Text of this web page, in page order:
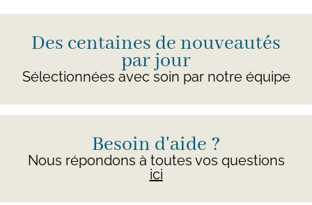
Des centaines de nouveautés
par jour
Sélectionnées avec soin par notre équipe
Besoin d'aide ?
Nous répondons à toutes vos questions
ici